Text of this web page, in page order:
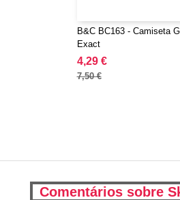
B&C BC163 - Camiseta
Exact
4,29 €
7,50 €
Comentários sobre